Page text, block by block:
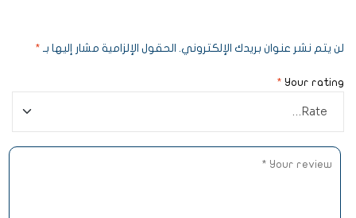
لن يتم نشر عنوان بريدك الإلكتروني. الحقول الإلزامية مشار إليها بـ *
Your rating
*